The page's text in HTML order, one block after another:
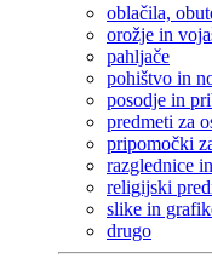
oblačila,
orožje in
pahljače
pohištvo in
posodje in
predmeti za
pripomočki
razglednice
religijski
slike in
drugo